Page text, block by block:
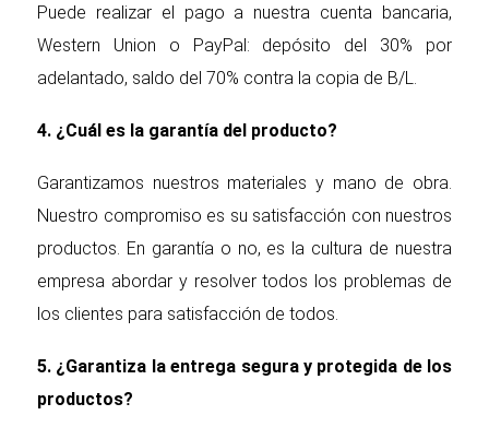
Puede realizar el pago a nuestra cuenta bancaria,
Western Union o PayPal: depósito del 30% por
adelantado, saldo del 70% contra la copia de B/L.
4. ¿Cuál es la garantía del producto?
Garantizamos nuestros materiales y mano de obra.
Nuestro compromiso es su satisfacción con nuestros
productos. En garantía o no, es la cultura de nuestra
empresa abordar y resolver todos los problemas de
los clientes para satisfacción de todos.
5. ¿Garantiza la entrega segura y protegida de los
productos?